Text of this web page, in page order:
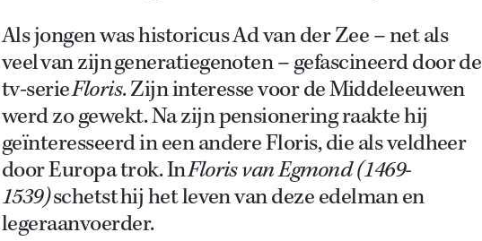
Als jongen was historicus Ad van der Zee – net als
veel van zijn generatiegenoten – gefascineerd door de
tv-serieFloris. Zijn interesse voor de Middeleeuwen
werd zo gewekt. Na zijn pensionering raakte hij
geïnteresseerd in een andere Floris, die als veldheer
door Europa trok. InFloris van Egmond (1469-
1539)schetst hij het leven van deze edelman en
legeraanvoerder.